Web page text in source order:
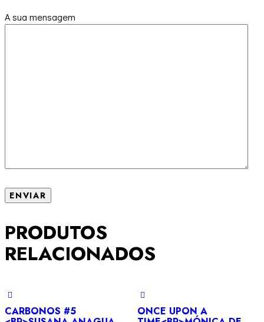
A sua mensagem
PRODUTOS
RELACIONADOS
CARBONOS #5 ONCE UPON A